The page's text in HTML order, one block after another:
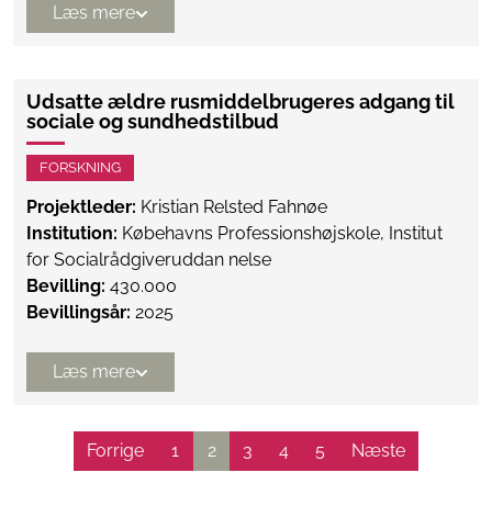
Læs mere
Udsatte ældre rusmiddelbrugeres adgang til
sociale og sundhedstilbud
FORSKNING
Projektleder: Kristian Relsted Fahnøe
Institution: Købehavns Professionshøjskole, Institut
for Socialrådgiveruddan nelse
Bevilling: 430.000
Bevillingsår: 2025
Læs mere
Forrige 1 2 3 4 5 Næste